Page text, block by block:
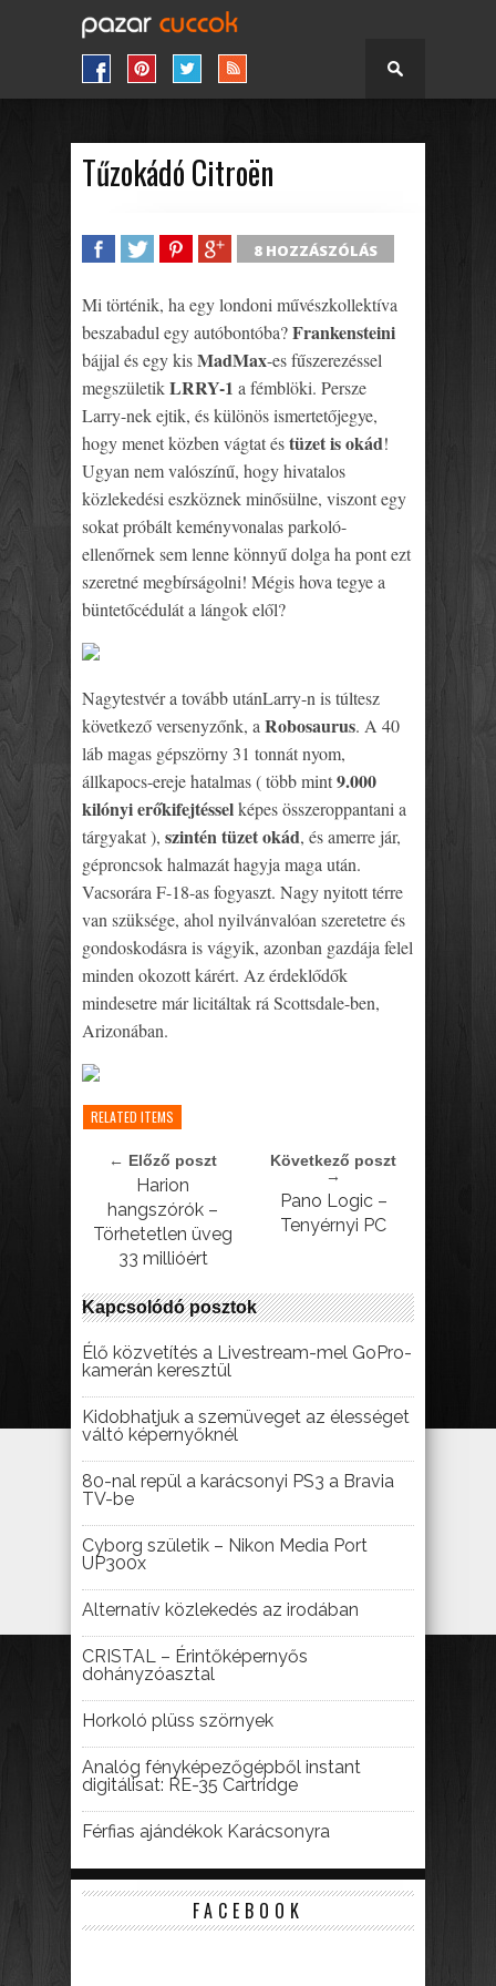
Tűzokádó Citroën
8 HOZZÁSZÓLÁS
Mi történik, ha egy londoni művészkollektíva
beszabadul egy autóbontóba?Frankensteini
bájjal és egy kisMadMax-es fűszerezéssel
megszületikLRRY-1 a fémblöki. Persze
Larry-nek ejtik, és különös ismertetőjegye,
hogy menet közben vágtat éstüzet is okád!
Ugyan nem valószínű, hogy hivatalos
közlekedési eszköznek minősülne, viszont egy
sokat próbált keményvonalas parkoló-
ellenőrnek sem lenne könnyű dolga ha pont ezt
szeretné megbírságolni! Mégis hova tegye a
büntetőcédulát a lángok elől?
Nagytestvér a tovább utánLarry-n is túltesz
következő versenyzőnk, a Robosaurus. A 40
láb magas gépszörny 31 tonnát nyom,
állkapocs-ereje hatalmas ( több mint9.000
kilónyi erőkifejtésselképes összeroppantani a
tárgyakat ), szintén tüzet okád, és amerre jár,
géproncsok halmazát hagyja maga után.
Vacsorára F-18-as fogyaszt. Nagy nyitott térre
van szüksége, ahol nyilvánvalóan szeretetre és
gondoskodásra is vágyik, azonban gazdája felel
minden okozott kárért. Az érdeklődők
mindesetre már licitáltak rá Scottsdale-ben,
Arizonában.
RELATED ITEMS
← Előző poszt
Harion
hangszórók –
Törhetetlen üveg
33 millióért
Következő poszt
→
Pano Logic –
Tenyérnyi PC
Kapcsolódó posztok
Élő közvetítés a Livestream-mel GoPro-
kamerán keresztül
Kidobhatjuk a szemüveget az élességet
váltó képernyőknél
80-nal repül a karácsonyi PS3 a Bravia
TV-be
Cyborg születik – Nikon Media Port
UP300x
Alternatív közlekedés az irodában
CRISTAL – Érintőképernyős
dohányzóasztal
Horkoló plüss szörnyek
Analóg fényképezőgépből instant
digitálisat: RE-35 Cartridge
Férfias ajándékok Karácsonyra
FACEBOOK